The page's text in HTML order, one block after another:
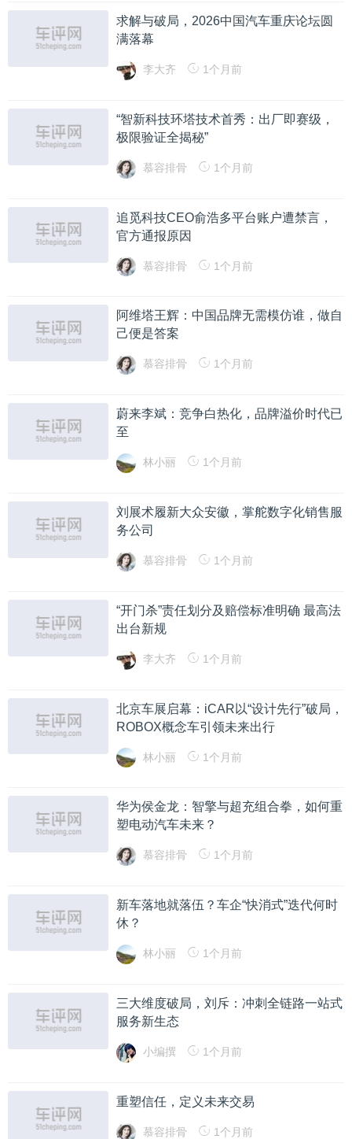
求解与破局，2026中国汽车重庆论坛圆
满落幕
李大齐 1个月前
“智新科技环塔技术首秀：出厂即赛级，
极限验证全揭秘”
慕容排骨 1个月前
追觅科技CEO俞浩多平台账户遭禁言，
官方通报原因
慕容排骨 1个月前
阿维塔王辉：中国品牌无需模仿谁，做自
己便是答案
慕容排骨 1个月前
蔚来李斌：竞争白热化，品牌溢价时代已
至
林小丽 1个月前
刘展术履新大众安徽，掌舵数字化销售服
务公司
慕容排骨 1个月前
“开门杀”责任划分及赔偿标准明确 最高法
出台新规
李大齐 1个月前
北京车展启幕：iCAR以“设计先行”破局，
ROBOX概念车引领未来出行
林小丽 1个月前
华为侯金龙：智擎与超充组合拳，如何重
塑电动汽车未来？
慕容排骨 1个月前
新车落地就落伍？车企“快消式”迭代何时
休？
林小丽 1个月前
三大维度破局，刘斥：冲刺全链路一站式
服务新生态
小编撰 1个月前
重塑信任，定义未来交易
慕容排骨 1个月前